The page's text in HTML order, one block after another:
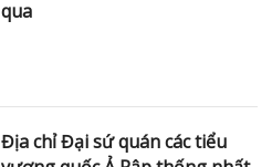
qua
Địa chỉ Đại sứ quán các tiểu